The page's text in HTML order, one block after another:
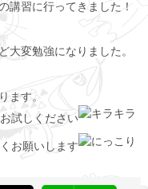
講習に行ってきました！
大変勉強になりました。
ます。
試しください
お願いします